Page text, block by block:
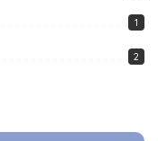
1
2